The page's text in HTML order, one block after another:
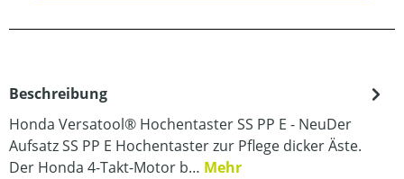
Beschreibung
Honda Versatool® Hochentaster SS PP E - NeuDer
Aufsatz SS PP E Hochentaster zur Pflege dicker Äste.
Der Honda 4-Takt-Motor b… Mehr